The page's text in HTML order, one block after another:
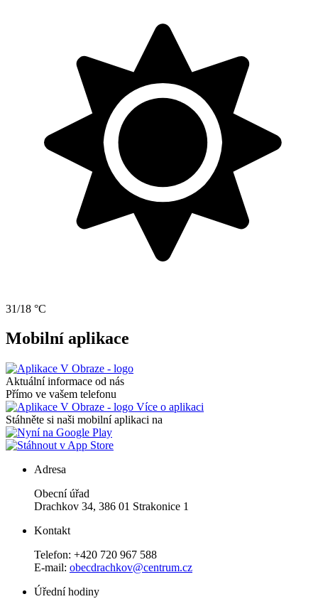
31/18 °C
Mobilní aplikace
Aktuální informace od nás
Přímo ve vašem telefonu
Více o aplikaci
Stáhněte si naši mobilní aplikaci na
Adresa
Obecní úřad
Drachkov 34, 386 01 Strakonice 1
Kontakt
Telefon: +420 720 967 588
E-mail: obecdrachkov@centrum.cz
Úřední hodiny